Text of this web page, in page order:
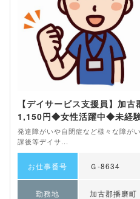
【デイサービス支援員】加
1,150円◆女性活躍中◆未経
発達障がいや自閉症など様々な障が
課後等デイサ...
お仕事番号 Ｇ-8634
勤務地 加古郡播磨町